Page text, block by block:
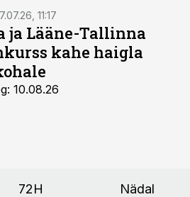
On ka muid kasulikke
11:17
ja Lääne-Tallinna
kahe haigla
10.08.26
72H Nädal